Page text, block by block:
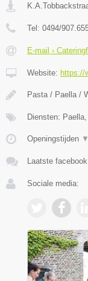
Tel: 0494/
E-mail ›
Website: https://
Pasta / Paella /
Diensten:
Openingstijden ▼
Laatste
Sociale media: